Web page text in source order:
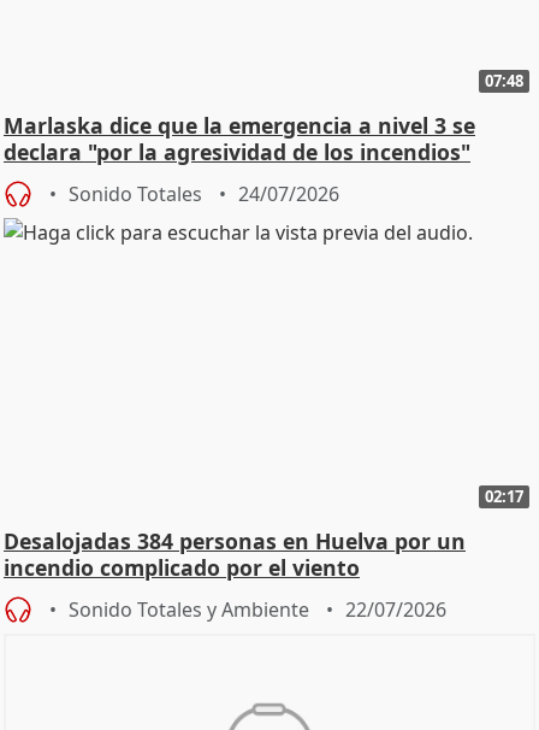
07:48
Marlaska dice que la emergencia a nivel 3 se
declara "por la agresividad de los incendios"
Sonido Totales 24/07/2026
02:17
Desalojadas 384 personas en Huelva por un
incendio complicado por el viento
Sonido Totales y Ambiente 22/07/2026